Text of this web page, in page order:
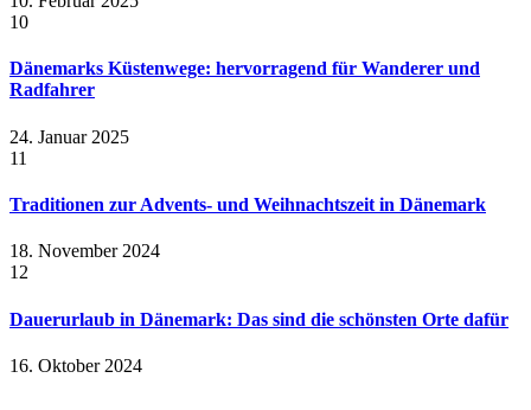
10
Dänemarks Küstenwege: hervorragend für Wanderer und
Radfahrer
24. Januar 2025
11
Traditionen zur Advents- und Weihnachtszeit in Dänemark
18. November 2024
12
Dauerurlaub in Dänemark: Das sind die schönsten Orte dafür
16. Oktober 2024